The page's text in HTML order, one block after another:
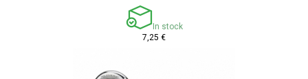
In stock
7,25 €